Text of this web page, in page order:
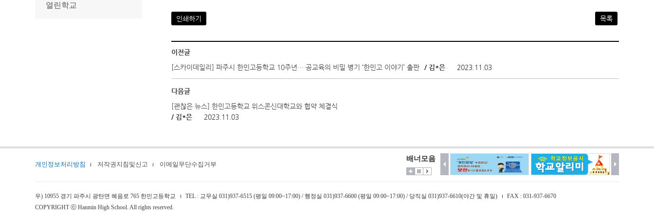
열린학교
인쇄하기 목록
이전글
[스카이데일리] 파주시 한민고등학교 10주년… 공교육의 비밀 병기 ‘한민고 이야기’ 출판
/ 김*은 2023.11.03
다음글
[괜찮은 뉴스] 한민고등학교 위스콘신대학교와 협약 체결식
/ 김*은
2023.11.03
개인정보처리방침 저작권지침및신고 이메일무단수집거부
우) 10955 경기 파주시 광탄면 혜음로 765 한민고등학교 TEL : 교무실 031)937-6515 (평일 09:00~17:00) / 행정실 031)937-6600 (평일 09:00~17:00) / 당직실 031)937-6610(야간 및 휴일)
FAX : 031-937-6670
COPYRIGHT ⓒ Hanmin High School. All rights reserved.
배너모음